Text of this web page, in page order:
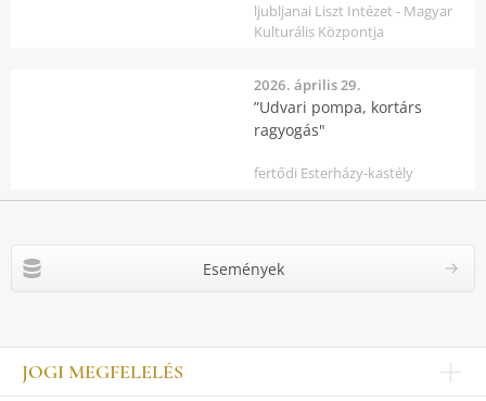
ljubljanai Liszt Intézet - Magyar
Kulturális Központja
2026. április 29.
”Udvari pompa, kortárs
ragyogás"
fertődi Esterházy-kastély
Események
JOGI MEGFELELÉS